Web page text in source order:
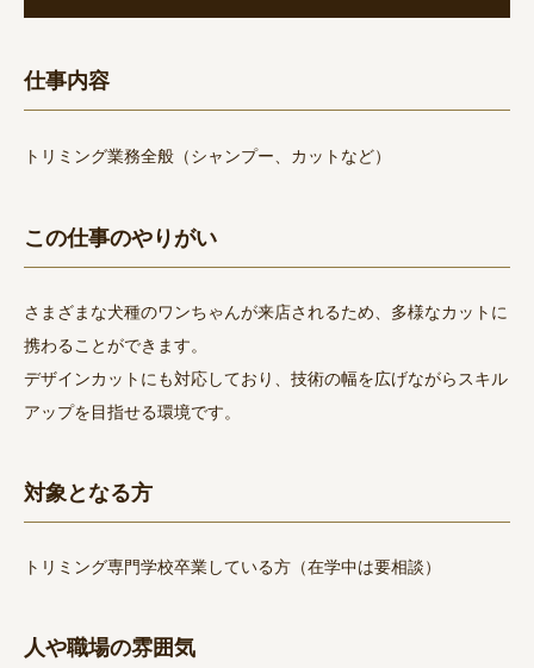
仕事内容
トリミング業務全般（シャンプー、カットなど）
この仕事のやりがい
さまざまな犬種のワンちゃんが来店されるため、多様なカットに
携わることができます。
デザインカットにも対応しており、技術の幅を広げながらスキル
アップを目指せる環境です。
対象となる方
トリミング専門学校卒業している方（在学中は要相談）
人や職場の雰囲気